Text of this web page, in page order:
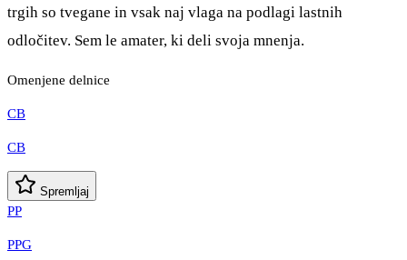
trgih so tvegane in vsak naj vlaga na podlagi lastnih
odločitev. Sem le amater, ki deli svoja mnenja.
Omenjene delnice
CB
CB
Spremljaj
PP
PPG